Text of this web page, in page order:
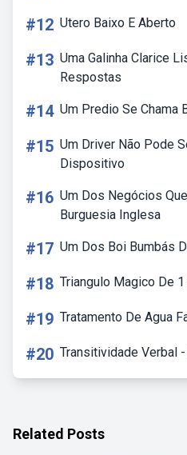
#12 Utero Baixo E Aberto
#13 Uma Galinha Clarice
Respostas
#14 Um Predio Se Chama
#15 Um Driver Não Pode
Dispositivo
#16 Um Dos Negócios
Burguesia Inglesa
#17 Um Dos Boi Bumbás
#18 Triangulo Magico De
#19 Tratamento De Agua
#20 Transitividade Verbal
Related Posts